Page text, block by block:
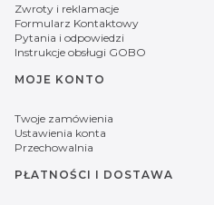
Zwroty i reklamacje
Formularz Kontaktowy
Pytania i odpowiedzi
Instrukcje obsługi GOBO
MOJE KONTO
Twoje zamówienia
Ustawienia konta
Przechowalnia
PŁATNOŚCI I DOSTAWA